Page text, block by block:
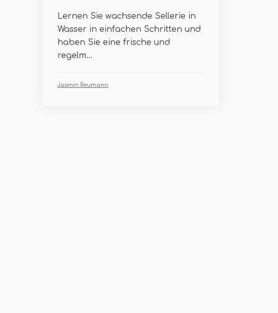
Lernen Sie wachsende Sellerie in
Wasser in einfachen Schritten und
haben Sie eine frische und
regelm...
Jasmin Reumann